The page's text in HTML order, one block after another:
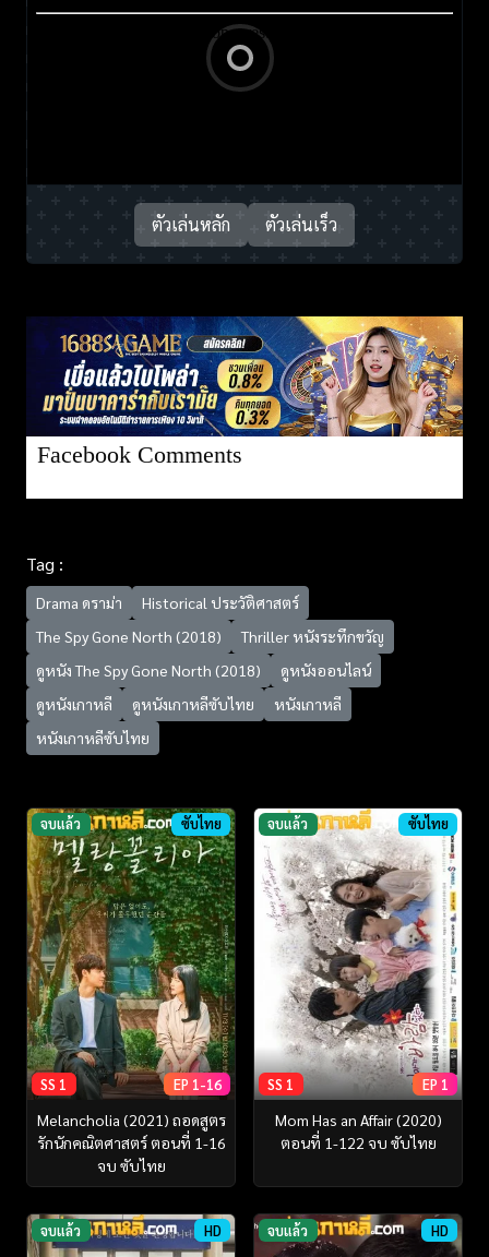
ตัวเล่นหลัก ตัวเล่นเร็ว
Facebook Comments
Tag :
Drama ดราม่า
Historical ประวัติศาสตร์
The Spy Gone North (2018)
Thriller หนังระทึกขวัญ
ดูหนัง The Spy Gone North (2018)
ดูหนังออนไลน์
ดูหนังเกาหลี
ดูหนังเกาหลีซับไทย
หนังเกาหลี
หนังเกาหลีซับไทย
จบแล้ว ซับไทย
SS 1 EP 1-16
Melancholia (2021) ถอดสูตร
รักนักคณิตศาสตร์ ตอนที่ 1-16
จบ ซับไทย
จบแล้ว ซับไทย
SS 1 EP 1
Mom Has an Affair (2020)
ตอนที่ 1-122 จบ ซับไทย
จบแล้ว HD จบแล้ว HD